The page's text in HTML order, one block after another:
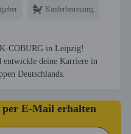
Kinderbetreuung
COBURG in Leipzig!
entwickle deine Karriere in
Deutschlands.
per E-Mail erhalten